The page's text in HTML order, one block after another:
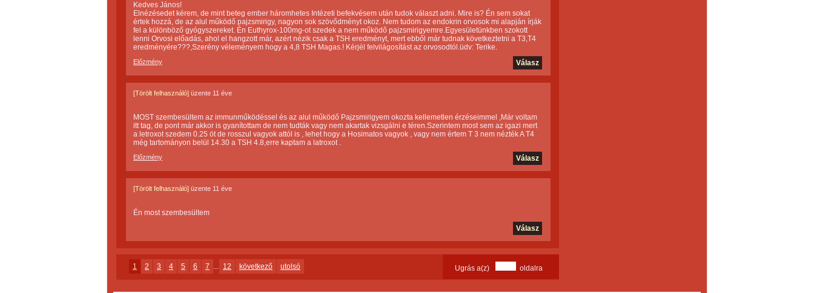
Kedves János!
Elnézésedet kérem, de mint beteg ember háromhetes Intézeti befekvésem után tudok választ adni. Mire is? Én sem sokat
értek hozzá, de az alul működő pajzsmirigy, nagyon sok szövődményt okoz. Nem tudom az endokrin orvosok mi alapján írják
fel a különböző gyógyszereket. Én Euthyrox-100mg-ot szedek a nem működő pajzsmirigyemre.Egyesületünkben szokott
lenni Orvosi előadás, ahol el hangzott már, azért nézik csak a TSH eredményt, mert ebből már tudnak következtetni a T3,T4
eredményére???,Szerény véleményem hogy a 4,8 TSH Magas.! Kérjél felvilágosítást az orvosodtól.üdv: Terike.
Előzmény Válasz
[Törölt felhasználó] üzente 11 éve
MOST szembesültem az immunműködéssel és az alul működő Pajzsmirigyem okozta kellemetlen érzéseimmel ,Már voltam
itt tag, de pont már akkor is gyanítottam de nem tudták vagy nem akartak vizsgálni e téren.Szerintem most sem az igazi mert
a letroxot szedem 0.25 öt de rosszul vagyok attól is , lehet hogy a Hosimatos vagyok , vagy nem értem T 3 nem nézték A T4
még tartományon belül 14.30 a TSH 4.8,erre kaptam a latroxot .
Előzmény Válasz
[Törölt felhasználó] üzente 11 éve
Én most szembesültem
Válasz
Ugrás a(z) oldalra
1 2 3 4 5 6 7 ... 12 következő utolsó